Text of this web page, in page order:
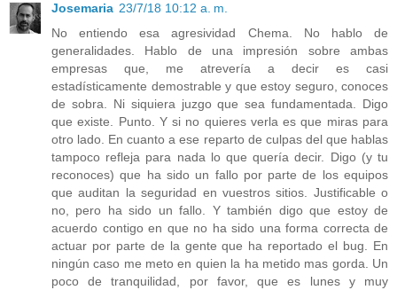
Josemaria 23/7/18 10:12 a. m.
No entiendo esa agresividad Chema. No hablo de
generalidades. Hablo de una impresión sobre ambas
empresas que, me atrevería a decir es casi
estadísticamente demostrable y que estoy seguro, conoces
de sobra. Ni siquiera juzgo que sea fundamentada. Digo
que existe. Punto. Y si no quieres verla es que miras para
otro lado. En cuanto a ese reparto de culpas del que hablas
tampoco refleja para nada lo que quería decir. Digo (y tu
reconoces) que ha sido un fallo por parte de los equipos
que auditan la seguridad en vuestros sitios. Justificable o
no, pero ha sido un fallo. Y también digo que estoy de
acuerdo contigo en que no ha sido una forma correcta de
actuar por parte de la gente que ha reportado el bug. En
ningún caso me meto en quien la ha metido mas gorda. Un
poco de tranquilidad, por favor, que es lunes y muy